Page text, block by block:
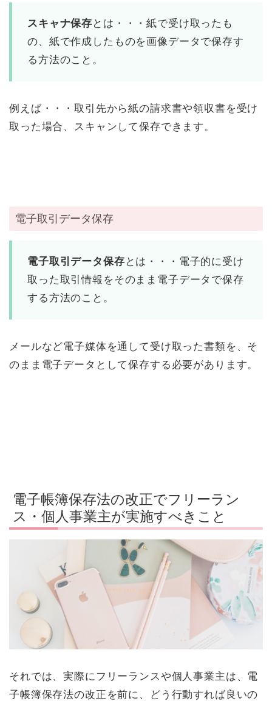
スキャナ保存 とは・・・紙で受け取ったも
の、紙で作成したものを画像データで保存す
る方法のこと。
例えば・・・取引先から紙の請求書や領収書を受け
取った場合、スキャンして保存できます。
電子取引データ保存
電子取引データ保存 とは・・・電子的に受け
取った取引情報をそのまま電子データで保存
する方法のこと。
メールなど電子媒体を通して受け取った書類を、そ
のまま電子データとして保存する必要があります。
電子帳簿保存法の改正でフリーラン
ス・個人事業主が実施すべきこと
それでは、実際にフリーランスや個人事業主は、電
子帳簿保存法の改正を前に、どう行動すれば良いの